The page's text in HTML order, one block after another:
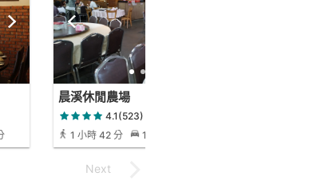
晨溪休閒農場
4.1(523)
1 小時 42 分
15 分